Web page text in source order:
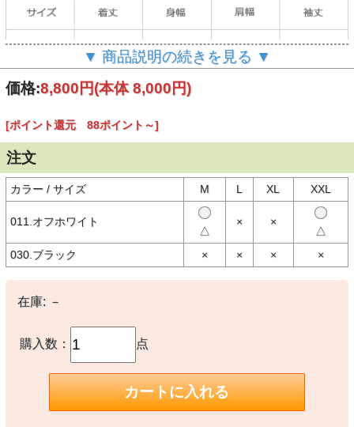
（単位：cm）
当店の計測方法はこちらをご確認ください。
【商品説明】
映画「THE WILD ONE（邦題：乱暴者）」をモチーフとしたTOYS
"映画「THE WILD ONE(乱暴者)」で一躍有名になり、以降のライダ
ースジャケットのスタンダードデザインとなった銘品、「CODE
ー(CODE 33のエポレットに冠した星)をあしらったTシャツ。"（トイ
ズマッコイ公式サイトより）
ホワイトボディはブラックのかすれプリント、ブラックボディはゴー
ルドのベタプリントが施されており、それぞれ異なる印象に仕上がっ
※カラー030：カラー名はブラックですが実際はチャコールグレーに
近い色味です。
▼ 商品説明の続きを見る ▼
価格:8,800円(本体 8,000円)
[ポイント還元 88ポイント～]
注文
カラー / サイズ M L XL XXL
011.オフホワイト
△
×
×
△
030.ブラック
× × × ×
在庫: －
購入数： 点